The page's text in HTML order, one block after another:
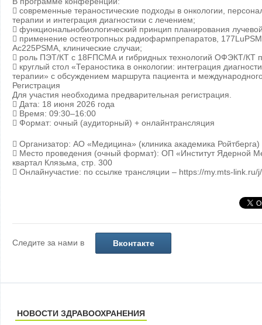
 современные тераностические подходы в онкологии,
терапии и интеграция диагностики с лечением;
 функциональнобиологический принцип планирования
 применение остеотропных радиофармпрепаратов,
Ac225PSMA, клинические случаи;
 роль ПЭТ/КТ с 18FПСМА и гибридных технологий ОФЭКТ/КТ
 круглый стол «Тераностика в онкологии: интеграция
терапии» с обсуждением маршрута пациента и
Регистрация
Для участия необходима предварительная регистрация.
 Дата: 18 июня 2026 года
 Время: 09:30–16:00
 Формат: очный (аудиторный) + онлайнтрансляция
 Организатор: АО «Медицина» (клиника академика Ройтберга)
 Место проведения (очный формат): ОП «Институт Ядерной
квартал Клязьма, стр. 300
 Онлайнучастие: по ссылке трансляции – https://my.mts-
Следите за нами в Вконтакте
НОВОСТИ ЗДРАВООХРАНЕНИЯ